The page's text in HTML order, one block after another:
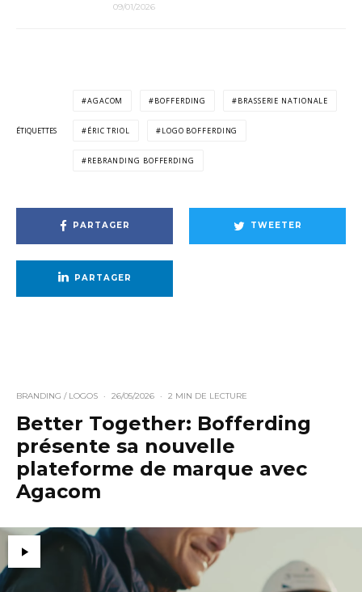
09/01/2026
ÉTIQUETTES
AGACOM BOFFERDING BRASSERIE NATIONALE
ÉRIC TRIOL LOGO BOFFERDING
REBRANDING BOFFERDING
PARTAGER TWEETER
PARTAGER
BRANDING / LOGOS · 26/05/2026 · 2 MIN DE LECTURE
Better Together: Bofferding
présente sa nouvelle
plateforme de marque avec
Agacom